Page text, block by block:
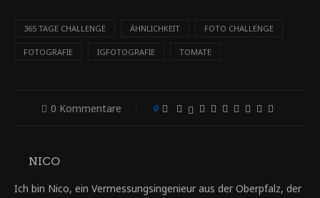
365 TAGE CHALLENGE ÄHNLICHKEIT FOTO CHALLENGE
FOTOGRAFIE IGFOTOGRAFIE TOMATE
0 Kommentare 0
NICO
Ich bin Nico, ein Vermessungsingenieur aus der Oberpfalz, der